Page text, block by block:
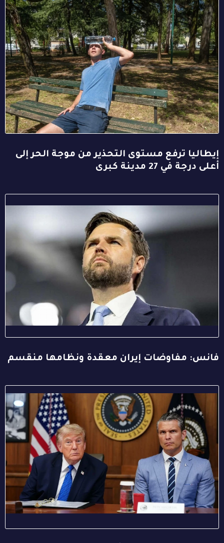
إيطاليا ترفع مستوى التحذير من موجة الحر إلى
أعلى درجة في 27 مدينة كبرى
فانس: مفاوضات إيران معقدة ونظامها منقسم